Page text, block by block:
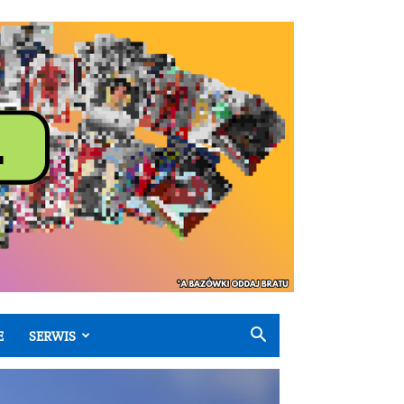
SERWIS